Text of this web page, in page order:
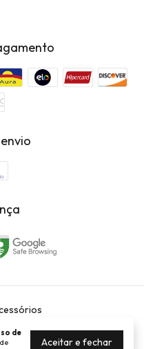
de
Aceitar e fechar